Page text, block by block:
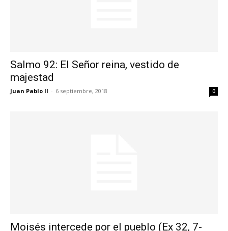
Salmo 92: El Señor reina, vestido de
majestad
Juan Pablo II - 6 septiembre, 2018 0
Moisés intercede por el pueblo (Ex 32, 7-